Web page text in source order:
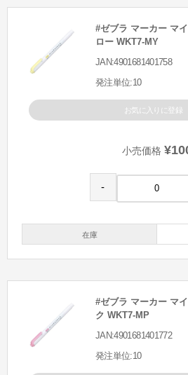
#ゼブラ マーカー マ
ロー WKT7-MY
JAN:4901681401758
発注単位:10
お気に入りに登録
小売価格
-
在庫
#ゼブラ マーカー マ
ク WKT7-MP
JAN:4901681401772
発注単位:10